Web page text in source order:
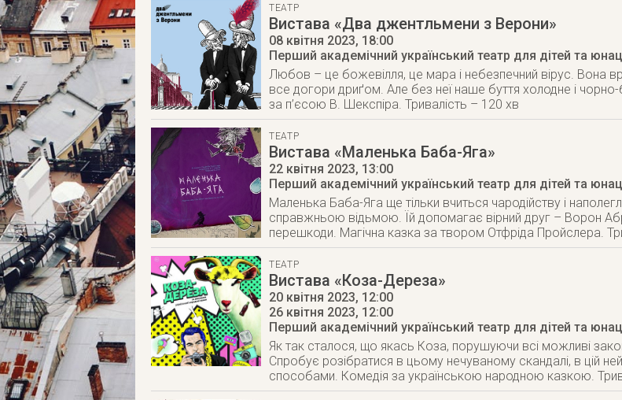
ТЕАТР
Вистава «Два джентльмени з Верони»
08 квітня 2023, 18:00
Перший академічний український театр для дітей та
Любов – це божевілля, це мара і небезпечний вірус. Вона
все догори дриґом. Але без неї наше буття холодне і
за п’єсою В. Шекспіра. Тривалість – 120 хв
ТЕАТР
Вистава «Маленька Баба-Яга»
22 квітня 2023, 13:00
Перший академічний український театр для дітей та
Маленька Баба-Яга ще тільки вчиться чародійству і
справжньою відьмою. Їй допомагає вірний друг – Ворон
перешкоди. Магічна казка за твором Отфріда Пройслера.
ТЕАТР
Вистава «Коза-Дереза»
20 квітня 2023, 12:00
26 квітня 2023, 12:00
Перший академічний український театр для дітей та
Як так сталося, що якась Коза, порушуючи всі можливі
Спробує розібратися в цьому нечуваному скандалі, в цій
способами. Комедія за українською народною казкою.